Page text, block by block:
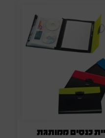
כנסים ממותגת